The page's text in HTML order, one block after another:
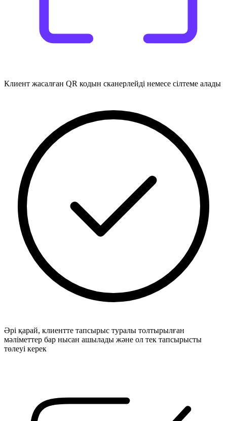
Клиент жасалған QR кодын сканерлейді немесе сілтеме алады
Әрі қарай, клиентте тапсырыс туралы толтырылған
мәліметтер бар нысан ашылады және ол тек тапсырысты
төлеуі керек